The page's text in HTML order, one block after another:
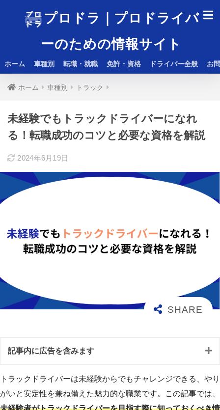
プロドラ｜プロドライバ
ーのための情報サイト
ホーム 車種別 転職・就職 免許・資格 ドライバー全般 お
ホーム 車種別 トラック
未経験でもトラックドライバーになれ
る！転職成功のコツと必要な資格を解説
2024年6月19日
記事内に広告を含みます
トラックドライバーは未経験からでもチャレンジできる、やり
がいと安定性を兼ね備えた魅力的な職業です。この記事では、
未経験者がトラックドライバーを目指す際に知っておくべき情